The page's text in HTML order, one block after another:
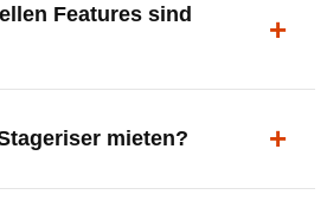
Features sind
mieten?